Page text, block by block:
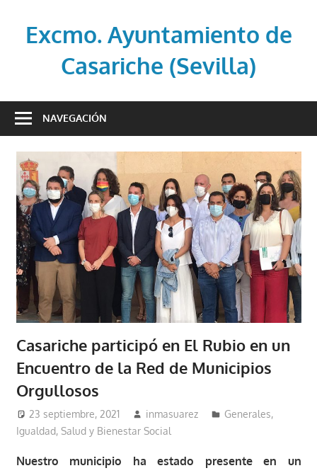
contenidoExcmo. Ayuntamiento de
Casariche (Sevilla)
oficial
Ayuntamiento
de
Casariche
(Sevilla)
NAVEGACIÓN
Casariche participó en El Rubio en un
Encuentro de la Red de Municipios
Orgullosos
23 septiembre, 2021 inmasuarez Generales,
Igualdad, Salud y Bienestar Social
Nuestro municipio ha estado presente en un